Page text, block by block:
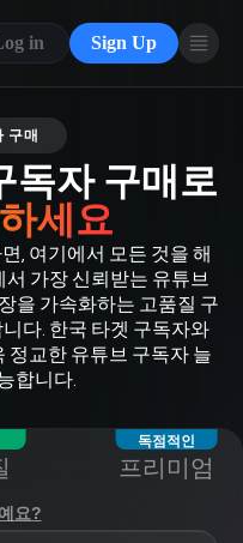
in Sign Up
구매
독자 구매로
세요
, 여기에서 모든 것을 해
가장 신뢰받는 유튜브
을 가속화하는 고품질 구
다. 한국 타겟 구독자와
정교한 유튜브 구독자 늘
합니다.
독점적인
프리미엄
요?